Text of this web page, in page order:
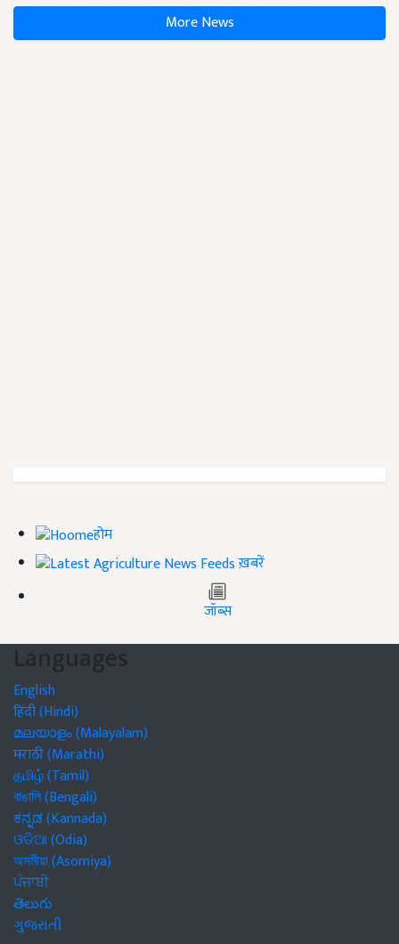
More News
होम
ख़बरें
जॉब्स
Languages
English
हिंदी (Hindi)
മലയാളം (Malayalam)
मराठी (Marathi)
தமிழ் (Tamil)
বাঙালি (Bengali)
ಕನ್ನಡ (Kannada)
ଓଡିଆ (Odia)
অসমীয়া (Asomiya)
ਪੰਜਾਬੀ
తెలుగు
ગુજરાતી